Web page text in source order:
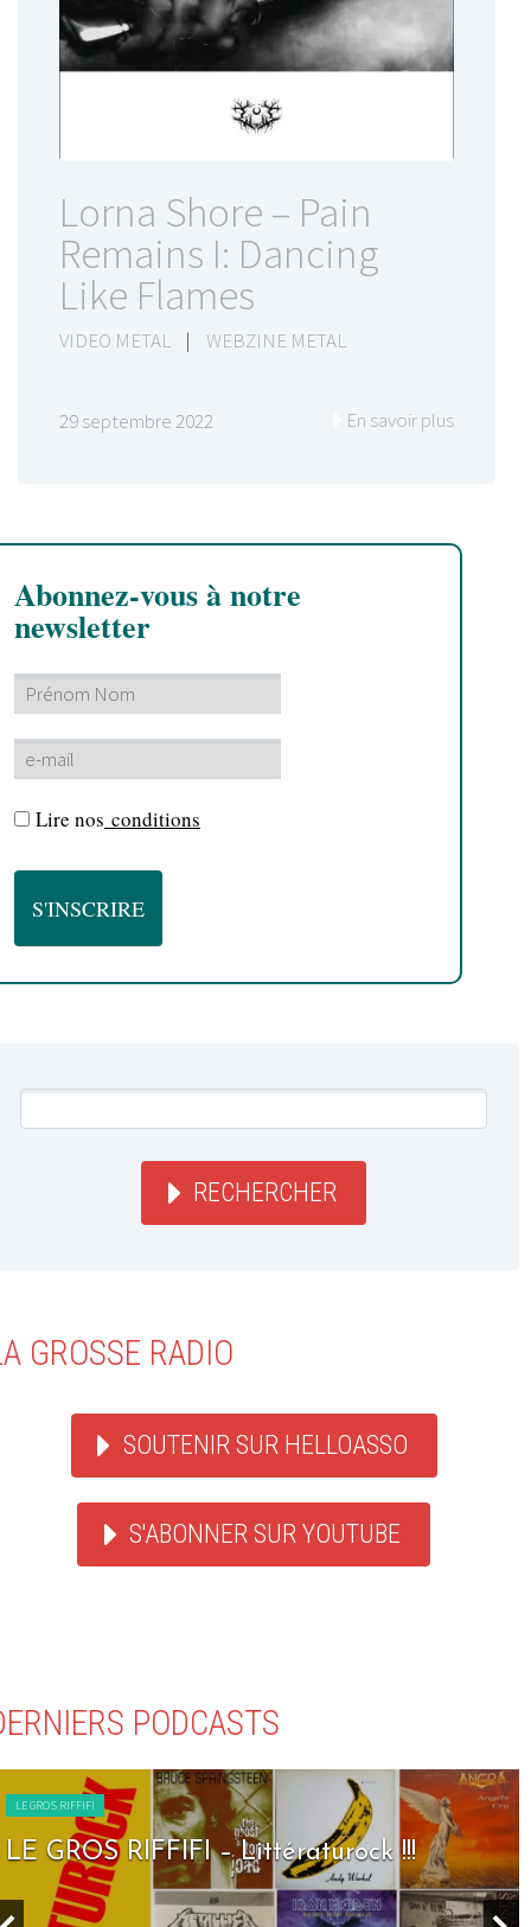
Lorna Shore – Pain
Remains I: Dancing
Like Flames
VIDEO METAL | WEBZINE METAL
29 septembre 2022 En savoir plus
Abonnez-vous à notre
newsletter
Lire nos conditions
RECHERCHER
GROSSE RADIO
SOUTENIR SUR HELLOASSO
S'ABONNER SUR YOUTUBE
PODCASTS
LE GROS RIFFIFI
LE GROS RIFFIFI – Seven Days To Rock !!!